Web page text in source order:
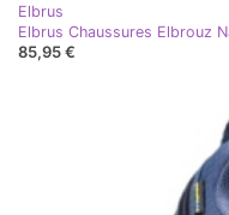
Elbrus
Elbrus Chaussures Elbrouz
85,95 €